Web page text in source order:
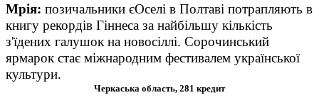
Мрія: позичальники єОселі в Полтаві потрапляють в
книгу рекордів Гіннеса за найбільшу кількість
з'їдених галушок на новосіллі. Сорочинський
ярмарок стає міжнародним фестивалем української
культури.
Черкаська область, 281 кредит